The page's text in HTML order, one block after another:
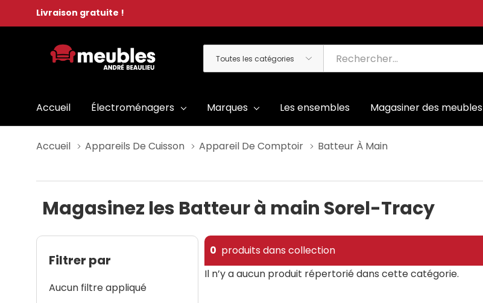
Livraison gratuite !
Toutes
les
Rechercher
Accueil Électroménagers Marques Les ensembles Magasiner des meubles
Accueil Appareils De Cuisson Appareil De Comptoir Batteur À Main
Magasinez les Batteur à main Sorel-Tracy
Filtrer par
Aucun filtre appliqué
0 produits dans collection
Il n’y a aucun produit répertorié dans cette catégorie.